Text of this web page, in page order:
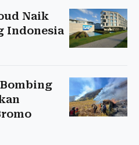
Naik
Indonesia